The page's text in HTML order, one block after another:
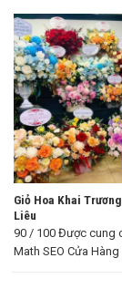
Giỏ Hoa Khai
Liêu
90 / 100 Được cung
Math SEO Cửa Hàng